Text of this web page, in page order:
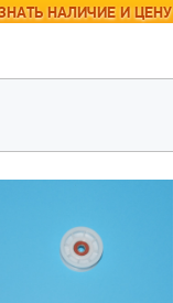
НАЛИЧИЕ И ЦЕНУ